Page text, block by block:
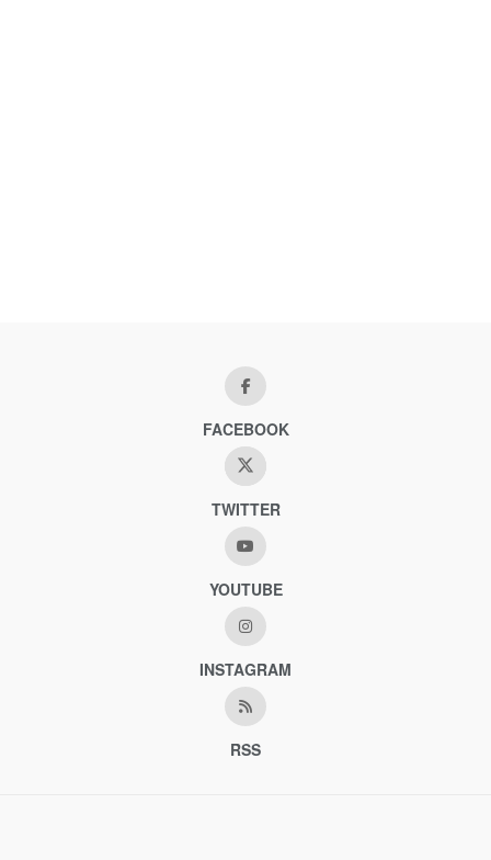
FACEBOOK
TWITTER
YOUTUBE
INSTAGRAM
RSS